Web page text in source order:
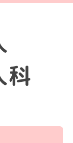
科